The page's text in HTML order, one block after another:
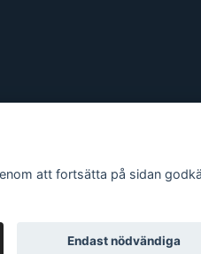
att fortsätta på sidan
Endast nödvändiga